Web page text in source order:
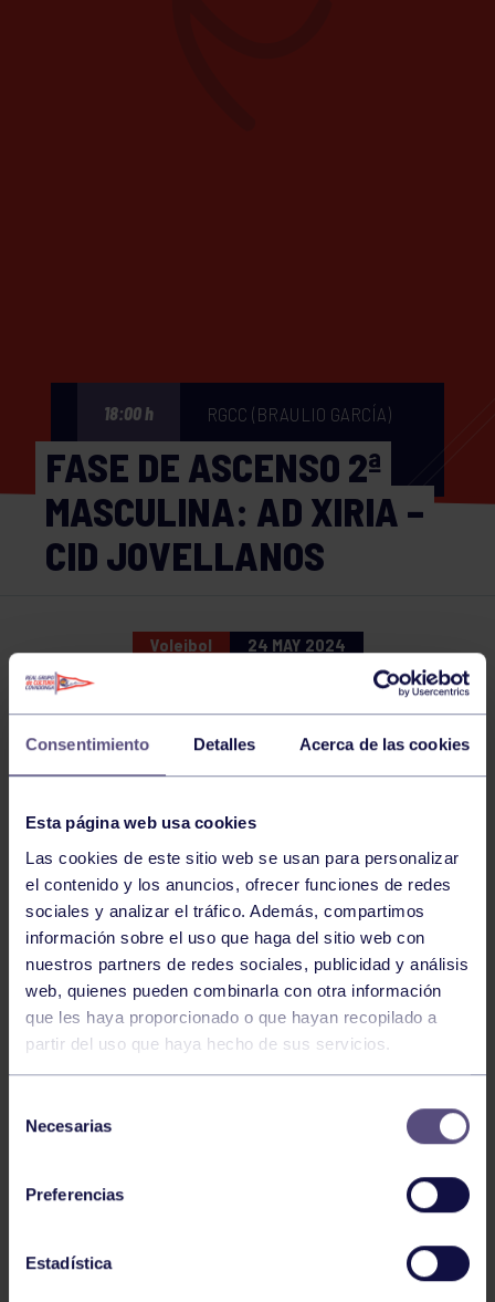
Consentimiento Detalles Acerca de las cookies
Esta página web usa cookies
Las cookies de este sitio web se usan para personalizar
el contenido y los anuncios, ofrecer funciones de redes
sociales y analizar el tráfico. Además, compartimos
información sobre el uso que haga del sitio web con
nuestros partners de redes sociales, publicidad y análisis
web, quienes pueden combinarla con otra información
que les haya proporcionado o que hayan recopilado a
partir del uso que haya hecho de sus servicios.
Necesarias
Preferencias
Estadística
18:00 h RGCC (BRAULIO GARCÍA)
FASE DE ASCENSO 2ª
MASCULINA: AD XIRIA –
CID JOVELLANOS
Voleibol 24 MAY 2024
Voleibol 27 Abr 2026
CAMPEONAS DE ASTURIAS